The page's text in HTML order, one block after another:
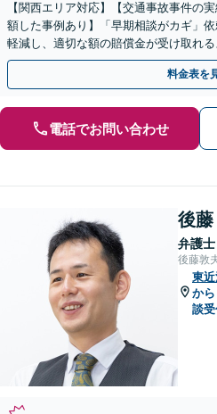
【関西エリア対応】【交通事故事件の
額した事例あり】「早期相談がカギ」
軽減し、適切な額の賠償金が受け取れ
まな角度から示談の提案をおこない、
料金表を
電話でお問い合わせ
後
弁護士
後藤敦
東
か
談